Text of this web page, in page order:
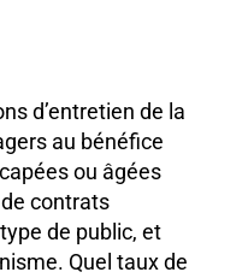
d’entretien de la
au bénéfice
ou âgées
contrats
de public, et
Quel taux de